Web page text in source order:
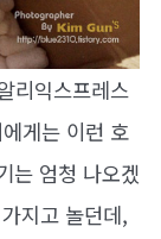
리익스프레스
게는 이런 호
는 엄청 나오겠
지고 놀던데,